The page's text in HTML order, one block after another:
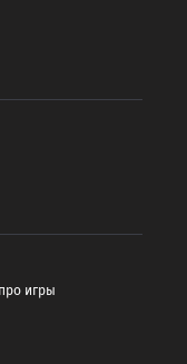
игры